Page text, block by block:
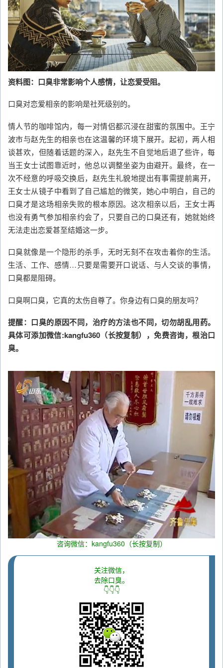
资料图：口臭非常影响个人感情，让恋爱受阻。
口臭对恋爱相亲的影响是社死级别的。
情人节的咖啡馆内，每一对情侣都沉浸在甜蜜的氛围中。王宁
波市与赵先生的相亲也在这温馨的环境下展开。起初，两人相
谈甚欢，但随着话题的深入，赵先生不自觉地后退了些许，每
当王女士试图靠近时，他总以调整坐姿为由避开。最终，在一
次不经意的呼吸交换后，赵先生礼貌地提出有事需提前离开，
王女士从镜子中看到了自己尴尬的微笑，她心中明白，自己的
口臭才是这场相亲失败的根本原因。这次相亲以后，王女士再
也没有勇气参加相亲约会了，只要自己的口臭还有，她就始终
无法走出恋爱甚至结婚这一步。
口臭就像是一个隐形的杀手，无时无刻不在攻击着你的生活。
生活、工作、感情…只要是需要开口说话、与人交谈的事情，
口臭都是阻碍。
口臭啊口臭，它真的太伤自尊了。你身边有口臭的朋友吗？
提醒：口臭的原因不同，治疗的方法也不同，切勿胡乱用药。
具体可添加微信:kangfu360（长按复制），免费咨询，根治口
臭。
咨询微信：kangfu360（长按复制）
关注微信，
去除口臭。
👇👇👇